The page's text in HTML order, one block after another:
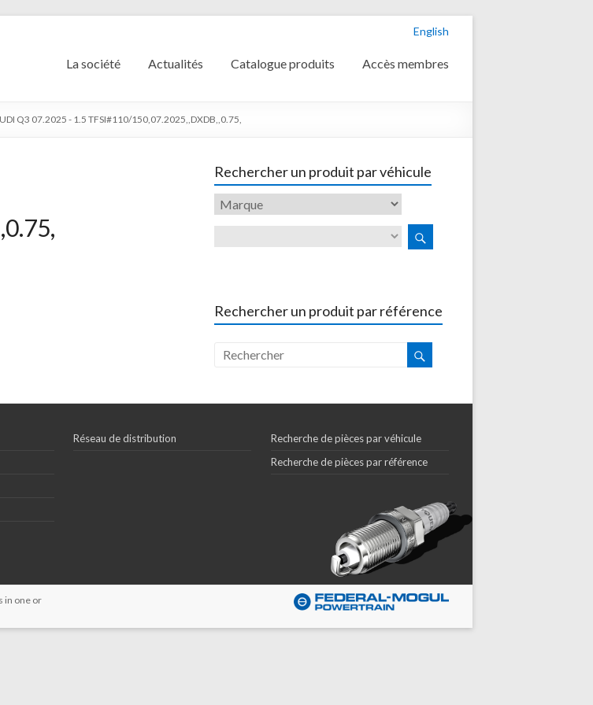
English
La société Actualités Catalogue produits Accès membres
Q3 07.2025 - 1.5 TFSI#110/150,07.2025,,DXDB,,0.75,
Rechercher un produit par véhicule
Rechercher un produit par référence
Réseau de distribution
Recherche de pièces par véhicule
Recherche de pièces par référence
in one or